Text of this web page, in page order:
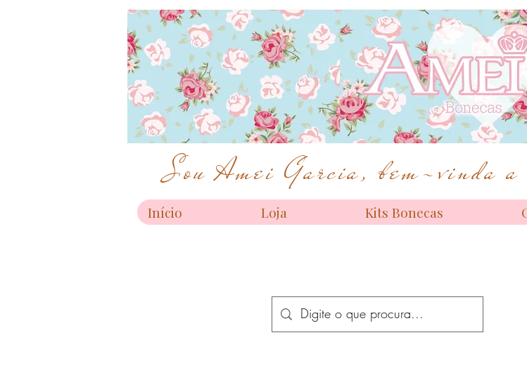
Sou Amei Garcia, bem-vinda a
Início Loja Kits Bonecas
Bonecas de alta